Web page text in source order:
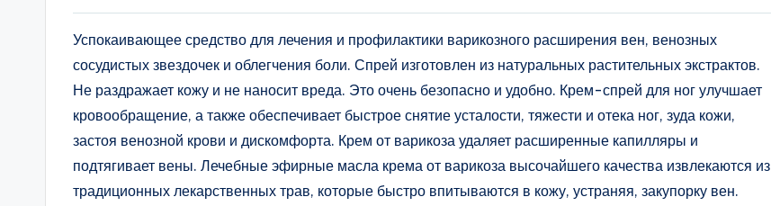
Успокаивающее средство для лечения и профилактики варикозного расширения вен, венозных
сосудистых звездочек и облегчения боли. Спрей изготовлен из натуральных растительных экстрактов.
Не раздражает кожу и не наносит вреда. Это очень безопасно и удобно. Крем-спрей для ног улучшает
кровообращение, а также обеспечивает быстрое снятие усталости, тяжести и отека ног, зуда кожи,
застоя венозной крови и дискомфорта. Крем от варикоза удаляет расширенные капилляры и
подтягивает вены. Лечебные эфирные масла крема от варикоза высочайшего качества извлекаются из
традиционных лекарственных трав, которые быстро впитываются в кожу, устраняя, закупорку вен.